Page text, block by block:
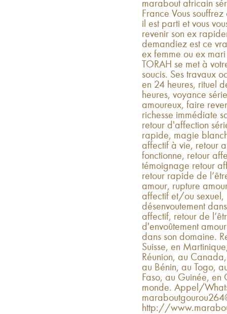
marabout africain
France Vous
il est parti et vous
revenir son ex
demandiez est ce
ex femme ou ex
TORAH se met à
soucis. Ses travaux
en 24 heures, rituel
heures, voyance
amoureux, faire
richesse immédiate
retour d'affection
rapide, magie
affectif à vie, retour
fonctionne, retour
témoignage retour
retour rapide de
amour, rupture
affectif et/ou sexuel,
désenvoutement
affectif, retour de
d'envoûtement
dans son domaine.
Suisse, en
Réunion, au
au Bénin, au Togo,
Faso, au Guinée, en
monde. Appel/
http://